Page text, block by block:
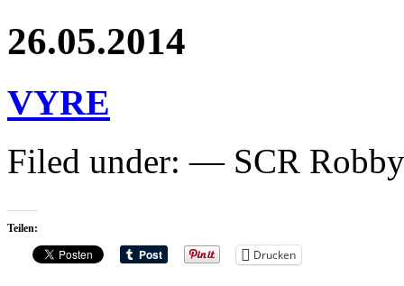
26.05.2014
VYRE
Filed under: — SCR
Teilen:
Drucken